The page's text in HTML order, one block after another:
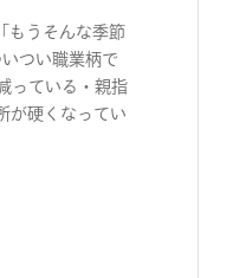
もうそんな季節
つい職業柄で
っている・親指
が硬くなってい